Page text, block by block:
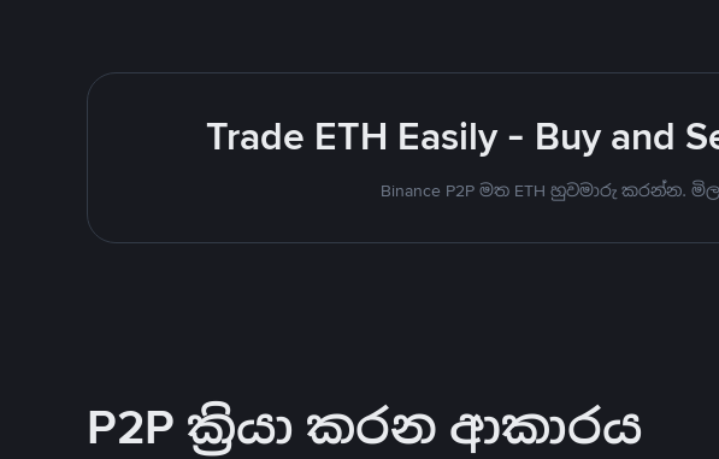
Trade ETH Easily - Buy and
Binance P2P මත ETH හුවමාරු
P2P ක්‍රියා කරන ආකාරය